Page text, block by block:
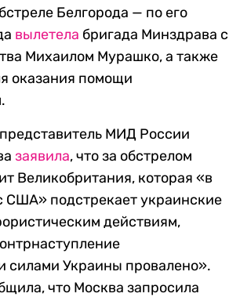
Белгорода — по его
вылетела бригада Минздрава с
Михаилом Мурашко, а также
оказания помощи
МИД России
заявила, что за обстрелом
Великобритания, которая «в
США» подстрекает украинские
действиям,
силами Украины провалено».
что Москва запросила